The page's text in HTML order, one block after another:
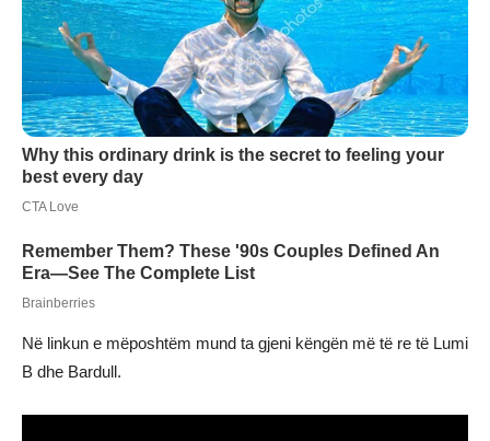
Në linkun e mëposhtëm mund ta gjeni këngën më të re të Lumi
B dhe Bardull.